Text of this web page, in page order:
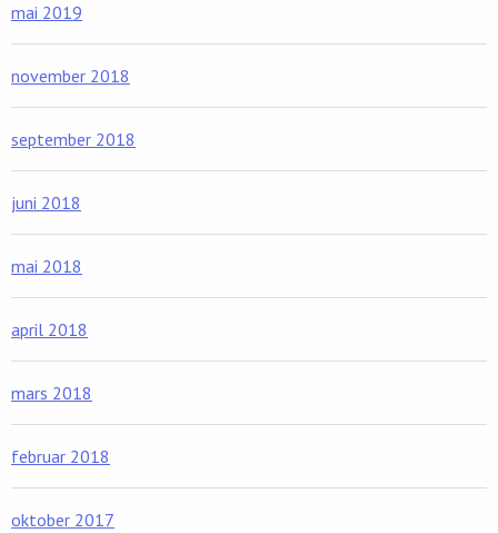
mai 2019
november 2018
september 2018
juni 2018
mai 2018
april 2018
mars 2018
februar 2018
oktober 2017